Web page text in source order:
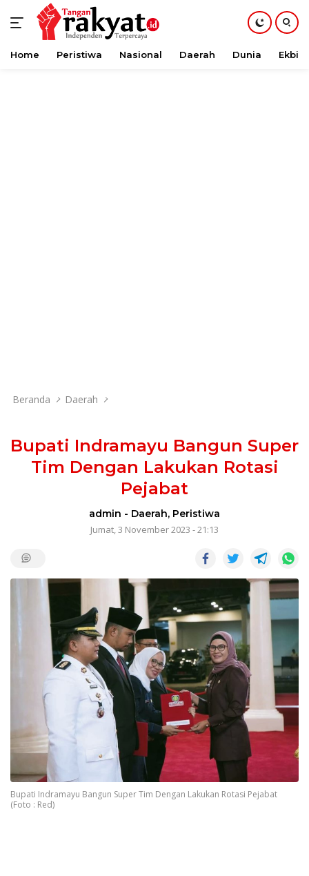
Langsung
Home Peristiwa Nasional Daerah Dunia Ekbis
Beranda Daerah
Bupati Indramayu Bangun Super
Tim Dengan Lakukan Rotasi
Pejabat
admin - Daerah, Peristiwa
Jumat, 3 November 2023 - 21:13
Bupati Indramayu Bangun Super Tim Dengan Lakukan Rotasi Pejabat
(Foto : Red)